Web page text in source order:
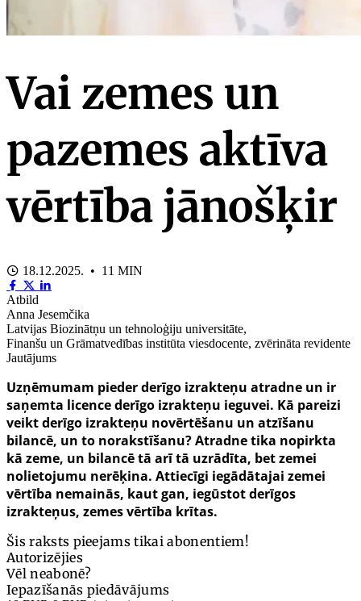
Vai zemes un
pazemes aktīva
vērtība jānošķir
18.12.2025. • 11 MIN
Atbild
Anna Jesemčika
Latvijas Biozinātņu un tehnoloģiju universitāte,
Finanšu un Grāmatvedības institūta viesdocente, zvērināta revidente
Jautājums
Uzņēmumam pieder derīgo izrakteņu atradne un ir
saņemta licence derīgo izrakteņu ieguvei. Kā pareizi
veikt derīgo izrakteņu novērtēšanu un atzīšanu
bilancē, un to norakstīšanu? Atradne tika nopirkta
kā zeme, un bilancē tā arī tā uzrādīta, bet zemei
nolietojumu nerēķina. Attiecīgi iegādātajai zemei
vērtība nemainās, kaut gan, iegūstot derīgos
izrakteņus, zemes vērtība krītas.
Šis raksts pieejams tikai abonentiem!
Autorizējies
Vēl neabonē?
Iepazīšanās piedāvājums